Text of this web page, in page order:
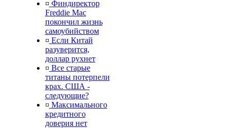
¤ Финдиректор
Freddie Mac
покончил жизнь
самоубийством
¤ Если Китай
разуверится,
доллар рухнет
¤ Все старые
титаны потерпели
крах. США -
следующие?
¤ Максимального
кредитного
доверия нет